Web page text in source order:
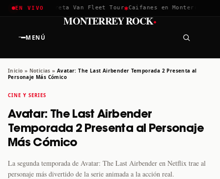
EN VIVO
2026✱Greta Van Fleet Tour✱Caifanes en Monterrey · 12
MENÚ
MONTERREY ROCK·
Inicio » Noticias » Avatar: The Last Airbender Temporada 2 Presenta al
Personaje Más Cómico
CINE Y SERIES
Avatar: The Last Airbender
Temporada 2 Presenta al Personaje
Más Cómico
La segunda temporada de Avatar: The Last Airbender en Netflix trae al
personaje más divertido de la serie animada a la acción real.